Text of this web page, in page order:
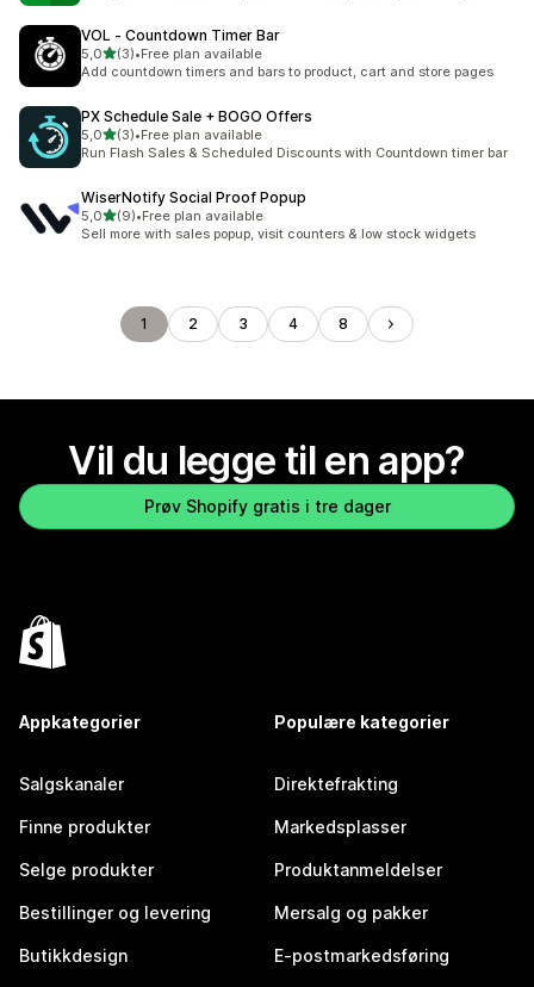
VOL ‑ Countdown Timer Bar
5,0av 5 stjerner
(3)
Totalt 3 omtaler
•Free plan available
Add countdown timers and bars to product, cart and store pages
PX Schedule Sale + BOGO Offers
5,0av 5 stjerner
(3)
Totalt 3 omtaler
•Free plan available
Run Flash Sales & Scheduled Discounts with Countdown timer bar
WiserNotify Social Proof Popup
5,0av 5 stjerner
(9)
Totalt 9 omtaler
•Free plan available
Sell more with sales popup, visit counters & low stock widgets
1 2 3 4 8
Vil du legge til en app?
Prøv Shopify gratis i tre dager
Appkategorier
Salgskanaler
Finne produkter
Selge produkter
Bestillinger og levering
Butikkdesign
Populære kategorier
Direktefrakting
Markedsplasser
Produktanmeldelser
Mersalg og pakker
E-postmarkedsføring